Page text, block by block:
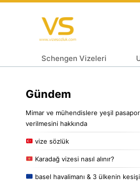
Schengen Vizeleri
Gündem
Mimar ve mühendislere yeşil
verilmesini hakkında
vize sözlük
Karadağ vizesi nasıl alınır?
basel havalimanı & 3 ülkenin